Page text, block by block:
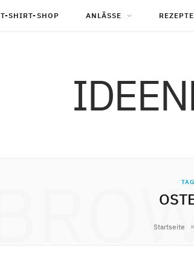
T-SHIRT-SHOP ANLÄSSE REZEPTE
TAG
Startseite »